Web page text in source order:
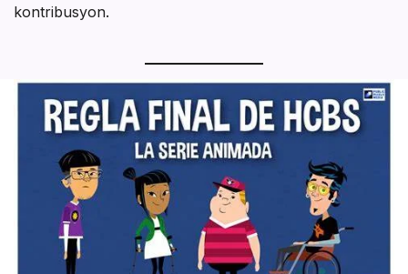
kontribusyon.